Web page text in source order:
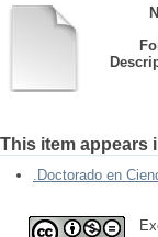
This item appears
.Doctorado en